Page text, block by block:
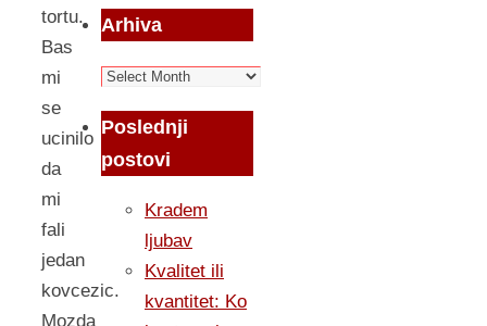
tortu.
Bas
mi
se
ucinilo
da
mi
fali
jedan
kovcezic.
Mozda
Arhiva
Arhiva
Poslednji
postovi
Kradem
ljubav
Kvalitet ili
kvantitet: Ko